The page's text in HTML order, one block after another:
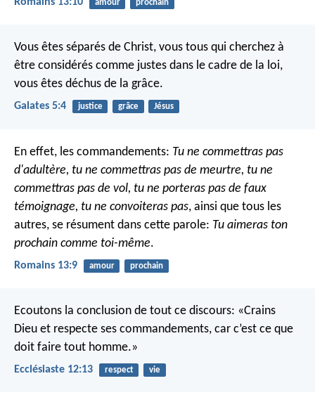
amour prochain
Vous êtes séparés de Christ, vous tous qui cherchez à
être considérés comme justes dans le cadre de la loi,
vous êtes déchus de la grâce.
Galates 5:4 justice grâce Jésus
En effet, les commandements: Tu ne commettras pas
d'adultère, tu ne commettras pas de meurtre, tu ne
commettras pas de vol, tu ne porteras pas de faux
témoignage, tu ne convoiteras pas, ainsi que tous les
autres, se résument dans cette parole: Tu aimeras ton
prochain comme toi-même.
Romains 13:9 amour prochain
Ecoutons la conclusion de tout ce discours: «Crains
Dieu et respecte ses commandements, car c’est ce que
doit faire tout homme.»
Ecclésiaste 12:13 respect vie